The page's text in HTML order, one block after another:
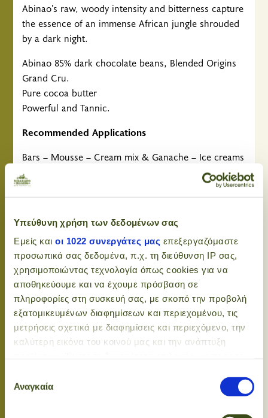
Υπεύθυνη χρήση των δεδομένων σας
Εμείς και οι 1022 συνεργάτες μας επεξεργαζόμαστε
προσωπικά σας δεδομένα, π.χ. τη διεύθυνση IP σας,
χρησιμοποιώντας τεχνολογία όπως cookies για να
αποθηκεύουμε και να έχουμε πρόσβαση σε
πληροφορίες στη συσκευή σας, με σκοπό την προβολή
εξατομικευμένων διαφημίσεων και περιεχομένου, τις
μετρήσεις σχετικά με διαφημίσεις και περιεχόμενο, την
καλύτερη εικόνα του κοινού μας και την ανάπτυξη
σκοπούς.
συγκατάθεσης
Αναγκαία
Abinao’s raw, woody intensity and bitterness capture
the essence of an immense African jungle shrouded
by a dark night.
Abinao 85% dark chocolate beans, Blended Origins
Grand Cru.
Pure cocoa butter
Powerful and Tannic.
Recommended Applications
Bars – Mousse – Cream mix & Ganache – Ice creams
& sorbets
Pairings
Date – Pear – Prune – Coffee – Pepper – Vanilla
Applications:
- Ganache chocolate: yes
- Coating: no
- Molding: no
- Ganache patisserie: yes
- Mousse: yes
- Sauce: yes
- Ice cream and sorbets: yes
- Decoration: yes
- Glaze: yes